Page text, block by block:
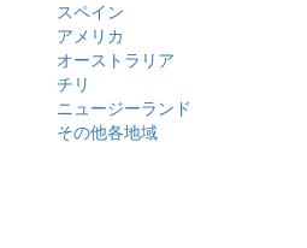
スペイン
アメリカ
オーストラリア
チリ
ニュージーランド
その他各地域